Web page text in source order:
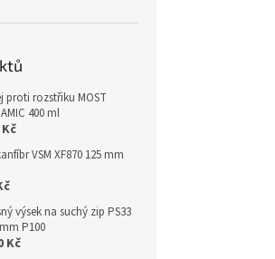
proti rozstřiku MOST
400 ml
Kč
VSM XF870 125 mm
výsek na suchý zip PS33
P100
Kč